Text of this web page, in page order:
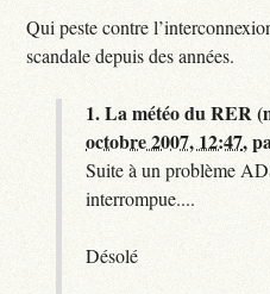
Qui peste contre
scandale depuis des années.
1.La météo du RER
octobre 2007, 12:47,
Suite à un problème
interrompue....
Désolé